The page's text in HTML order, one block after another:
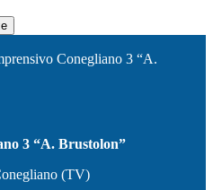
Conegliano 3 “A.
3 “A. Brustolon”
(TV)